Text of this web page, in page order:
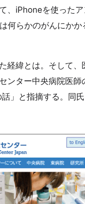
、iPhoneを使った
何らかのがんにか
経緯とは。そして
ンター中央病院医
」と指摘する。同